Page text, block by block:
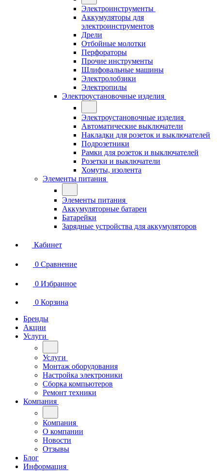
Электроинструменты
Аккумуляторы для
электроинструментов
Дрели
Отбойные молотки
Перфораторы
Прочие инструменты
Шлифовальные машины
Электролобзики
Электропилы
Электроустановочные изделия
Электроустановочные изделия
Автоматические выключатели
Накладки для розеток и выключателей
Подрозетники
Рамки для розеток и выключателей
Розетки и выключатели
Хомуты, изолента
Элементы питания
Элементы питания
Аккумуляторные батареи
Батарейки
Зарядные устройства для аккумуляторов
Кабинет
0 Сравнение
0 Избранное
0 Корзина
Бренды
Акции
Услуги
Услуги
Монтаж оборудования
Настройка электроники
Сборка компьютеров
Ремонт техники
Компания
Компания
О компании
Новости
Отзывы
Блог
Информация